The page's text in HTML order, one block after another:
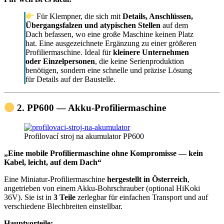
Für Klempner, die sich mitDetails, Anschlüssen,
Übergangsfalzen und atypischen Stellen auf dem
Dach befassen, wo eine große Maschine keinen Platz
hat. Eine ausgezeichnete Ergänzung zu einer größeren
Profiliermaschine. Ideal fürkleinere Unternehmen
oder Einzelpersonen, die keine Serienproduktion
benötigen, sondern eine schnelle und präzise Lösung
für Details auf der Baustelle.
2. PP600 — Akku-Profiliermaschine
Profilovací stroj na akumulator PP600
„Eine mobile Profiliermaschine ohne Kompromisse — kein
Kabel, leicht, auf dem Dach“
Eine Miniatur-Profiliermaschine hergestellt in Österreich,
angetrieben von einem Akku-Bohrschrauber (optional HiKoki
36V). Sie ist in 3 Teile zerlegbar für einfachen Transport und auf
verschiedene Blechbreiten einstellbar.